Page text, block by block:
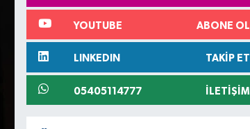
YOUTUBE ABONE OL
LINKEDIN TAKIP ET
05405114777 İLETIŞIM